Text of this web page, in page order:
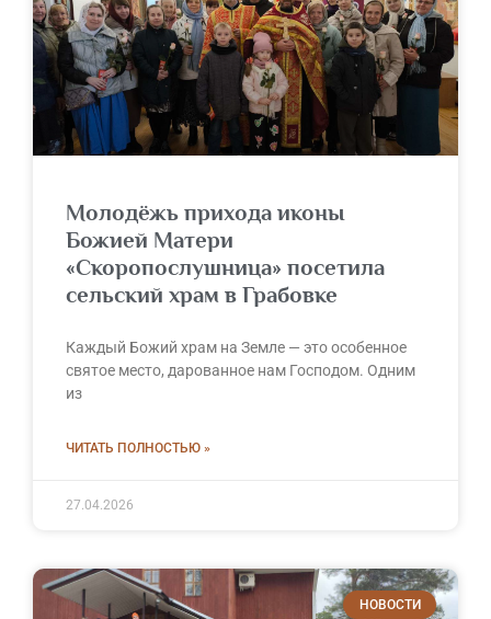
Молодёжь прихода иконы
Божией Матери
«Скоропослушница» посетила
сельский храм в Грабовке
Каждый Божий храм на Земле — это особенное
святое место, дарованное нам Господом. Одним
из
ЧИТАТЬ ПОЛНОСТЬЮ »
27.04.2026
НОВОСТИ